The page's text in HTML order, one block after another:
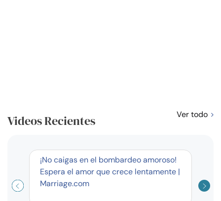
Videos Recientes Ver todo
¡No caigas en el bombardeo amoroso!
Espera el amor que crece lentamente |
Marriage.com